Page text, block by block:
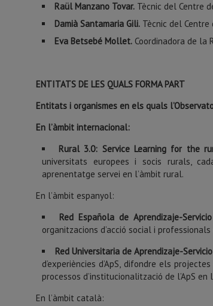
Raül Manzano Tovar. Tècnic del Centre
Damià Santamaria Gili. Tècnic del Centre
Eva Betsebé Mollet. Coordinadora de la
ENTITATS DE LES QUALS FORMA PART
Entitats i organismes en els quals
En l’àmbit internacional:
Rural 3.0: Service Learning for the
universitats europees i socis rurals,
aprenentatge servei en l’àmbit rural.
En l’àmbit espanyol:
Red Española de Aprendizaje-Servicio
organitzacions d’acció social i
Red Universitaria de Aprendizaje-
d’experiències d’ApS, difondre els
processos d’institucionalització de l’ApS
En l’àmbit català: